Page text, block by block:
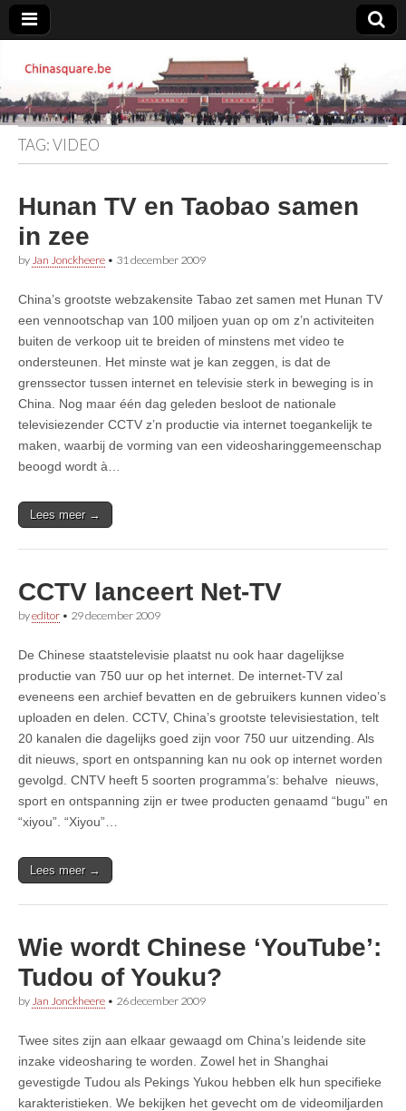
Chinasquare.be
TAG:VIDEO
Hunan TV en Taobao samen
in zee
by Jan Jonckheere • 31 december 2009
China’s grootste webzakensite Tabao zet samen met Hunan TV
een vennootschap van 100 miljoen yuan op om z’n activiteiten
buiten de verkoop uit te breiden of minstens met video te
ondersteunen. Het minste wat je kan zeggen, is dat de
grenssector tussen internet en televisie sterk in beweging is in
China. Nog maar één dag geleden besloot de nationale
televisiezender CCTV z’n productie via internet toegankelijk te
maken, waarbij de vorming van een videosharinggemeenschap
beoogd wordt à…
Lees meer →
CCTV lanceert Net-TV
byeditor • 29 december 2009
De Chinese staatstelevisie plaatst nu ook haar dagelijkse
productie van 750 uur op het internet. De internet-TV zal
eveneens een archief bevatten en de gebruikers kunnen video’s
uploaden en delen. CCTV, China’s grootste televisiestation, telt
20 kanalen die dagelijks goed zijn voor 750 uur uitzending. Als
dit nieuws, sport en ontspanning kan nu ook op internet worden
gevolgd. CNTV heeft 5 soorten programma’s: behalve nieuws,
sport en ontspanning zijn er twee producten genaamd “bugu” en
“xiyou”. “Xiyou”…
Lees meer →
Wie wordt Chinese ‘YouTube’:
Tudou of Youku?
by Jan Jonckheere • 26 december 2009
Twee sites zijn aan elkaar gewaagd om China’s leidende site
inzake videosharing te worden. Zowel het in Shanghai
gevestigde Tudou als Pekings Yukou hebben elk hun specifieke
karakteristieken. We bekijken het gevecht om de videomiljarden